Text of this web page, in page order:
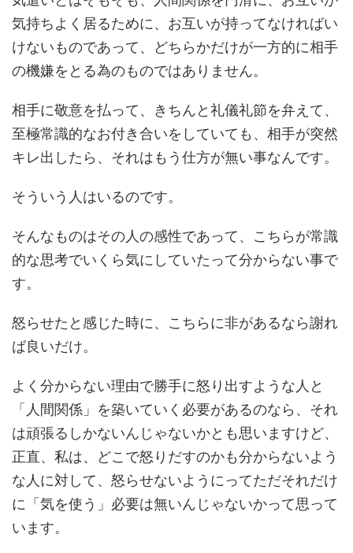
気持ちよく居るために、お互いが持ってなければい
けないものであって、どちらかだけが一方的に相手
の機嫌をとる為のものではありません。
相手に敬意を払って、きちんと礼儀礼節を弁えて、
至極常識的なお付き合いをしていても、相手が突然
キレ出したら、それはもう仕方が無い事なんです。
そういう人はいるのです。
そんなものはその人の感性であって、こちらが常識
的な思考でいくら気にしていたって分からない事で
す。
怒らせたと感じた時に、こちらに非があるなら謝れ
ば良いだけ。
よく分からない理由で勝手に怒り出すような人と
「人間関係」を築いていく必要があるのなら、それ
は頑張るしかないんじゃないかとも思いますけど、
正直、私は、どこで怒りだすのかも分からないよう
な人に対して、怒らせないようにってただそれだけ
に「気を使う」必要は無いんじゃないかって思って
います。